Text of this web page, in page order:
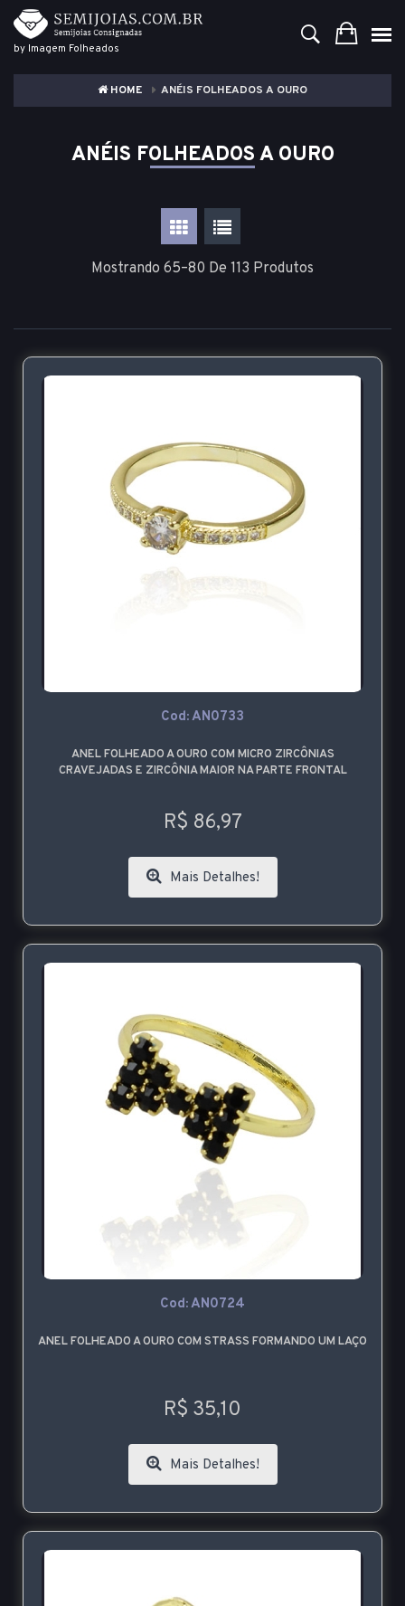
by Imagem Folheados
HOME ANÉIS FOLHEADOS A OURO
ANÉIS FOLHEADOS A OURO
Mostrando 65–80 De 113 Produtos
Cod: AN0733
ANEL FOLHEADO A OURO COM MICRO ZIRCÔNIAS
CRAVEJADAS E ZIRCÔNIA MAIOR NA PARTE FRONTAL
R$ 86,97
Mais Detalhes!
Cod: AN0724
ANEL FOLHEADO A OURO COM STRASS FORMANDO UM LAÇO
R$ 35,10
Mais Detalhes!